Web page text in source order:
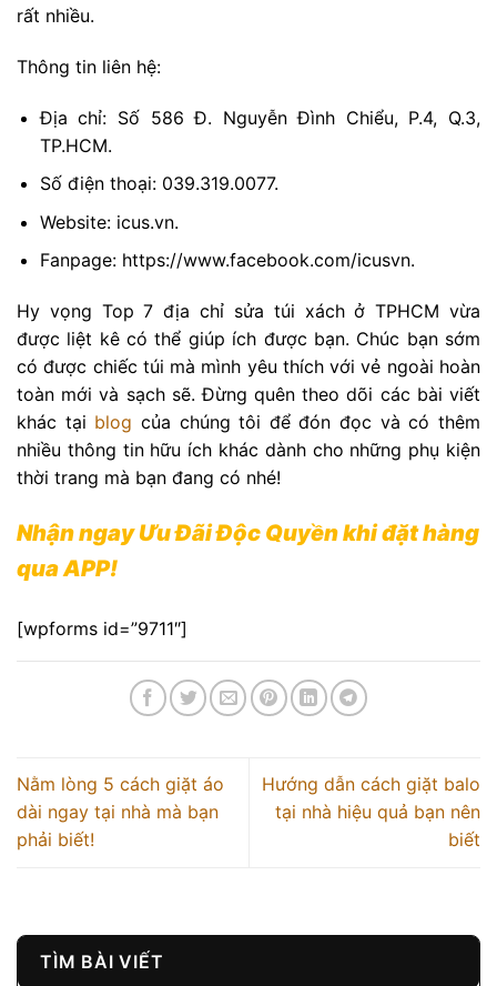
TÌM BÀI VIẾT
rất nhiều.
Thông tin liên hệ:
Địa chỉ: Số 586 Đ. Nguyễn Đình Chiểu, P.4, Q.3,
TP.HCM.
Số điện thoại: 039.319.0077.
Website: icus.vn.
Fanpage: https://www.facebook.com/icusvn.
Hy vọng Top 7 địa chỉ sửa túi xách ở TPHCM vừa
được liệt kê có thể giúp ích được bạn. Chúc bạn sớm
có được chiếc túi mà mình yêu thích với vẻ ngoài hoàn
toàn mới và sạch sẽ. Đừng quên theo dõi các bài viết
khác tại blog của chúng tôi để đón đọc và có thêm
nhiều thông tin hữu ích khác dành cho những phụ kiện
thời trang mà bạn đang có nhé!
Nhận ngay Ưu Đãi Độc Quyền khi đặt hàng
qua APP!
[wpforms id=”9711″]
Nằm lòng 5 cách giặt áo
dài ngay tại nhà mà bạn
phải biết!
Hướng dẫn cách giặt balo
tại nhà hiệu quả bạn nên
biết